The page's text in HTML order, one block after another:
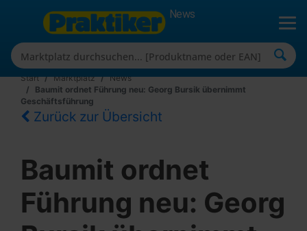
News
Start Marktplatz
News
Baumit ordnet Führung neu: Georg Bursik übernimmt
Geschäftsführung
Zurück zur Übersicht
Baumit ordnet
Führung neu: Georg